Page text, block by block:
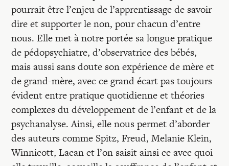
pourrait être l’enjeu de l’apprentissage de savoir
dire et supporter le non, pour chacun d’entre
nous. Elle met à notre portée sa longue pratique
de pédopsychiatre, d’observatrice des bébés,
mais aussi sans doute son expérience de mère et
de grand-mère, avec ce grand écart pas toujours
évident entre pratique quotidienne et théories
complexes du développement de l’enfant et de la
psychanalyse. Ainsi, elle nous permet d’aborder
des auteurs comme Spitz, Freud, Melanie Klein,
Winnicott, Lacan et l’on saisit ainsi ce avec quoi